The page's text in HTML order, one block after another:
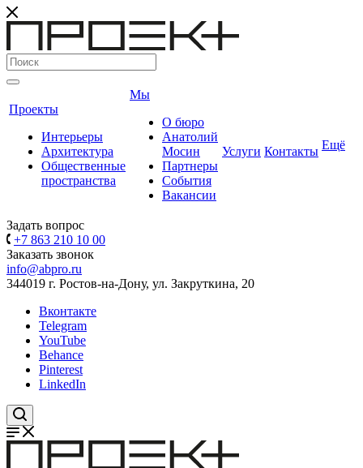
Проекты
Интерьеры
Архитектура
Общественные
пространства
Мы
О бюро
Анатолий
Мосин
Партнеры
События
Вакансии
Услуги Контакты Ещё
Задать вопрос
+7 863 210 10 00
Заказать звонок
info@abpro.ru
344019 г. Ростов-на-Дону, ул. Закруткина, 20
Вконтакте
Telegram
YouTube
Behance
Pinterest
LinkedIn